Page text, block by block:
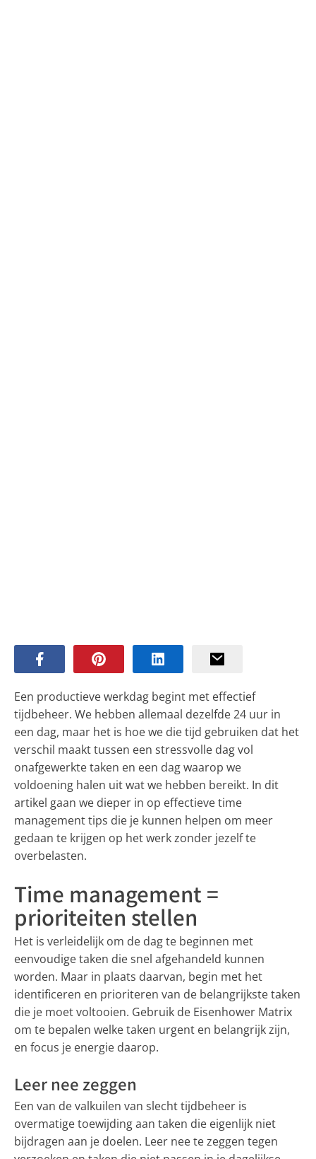
Een productieve werkdag begint met effectief
tijdbeheer. We hebben allemaal dezelfde 24 uur in
een dag, maar het is hoe we die tijd gebruiken dat het
verschil maakt tussen een stressvolle dag vol
onafgewerkte taken en een dag waarop we
voldoening halen uit wat we hebben bereikt. In dit
artikel gaan we dieper in op effectieve time
management tips die je kunnen helpen om meer
gedaan te krijgen op het werk zonder jezelf te
overbelasten.
Time management =
prioriteiten stellen
Het is verleidelijk om de dag te beginnen met
eenvoudige taken die snel afgehandeld kunnen
worden. Maar in plaats daarvan, begin met het
identificeren en prioriteren van de belangrijkste taken
die je moet voltooien. Gebruik de Eisenhower Matrix
om te bepalen welke taken urgent en belangrijk zijn,
en focus je energie daarop.
Leer nee zeggen
Een van de valkuilen van slecht tijdbeheer is
overmatige toewijding aan taken die eigenlijk niet
bijdragen aan je doelen. Leer nee te zeggen tegen